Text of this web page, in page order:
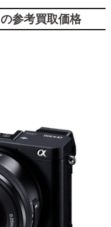
参考買取価格